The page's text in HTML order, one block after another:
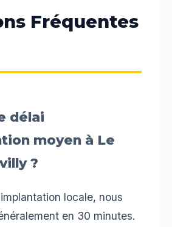
Fréquentes
délai
moyen à Le
?
locale, nous
en 30 minutes.